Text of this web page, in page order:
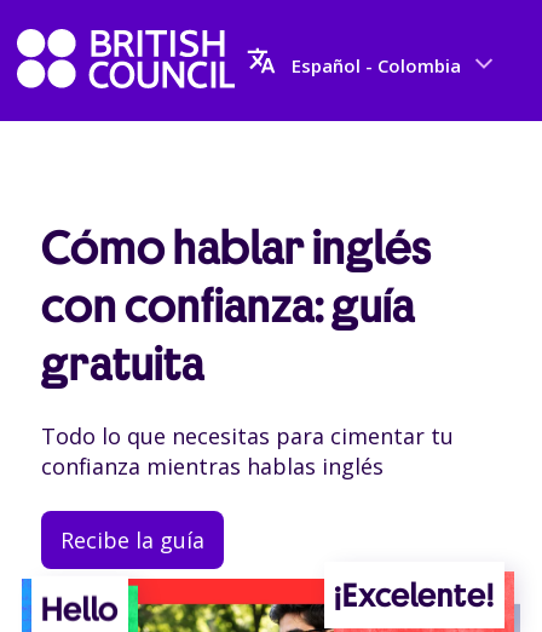
Español - Colombia
Cómo hablar inglés
con confianza: guía
gratuita
Todo lo que necesitas para cimentar tu
confianza mientras hablas inglés
Recibe la guía
Hello ¡Excelente!